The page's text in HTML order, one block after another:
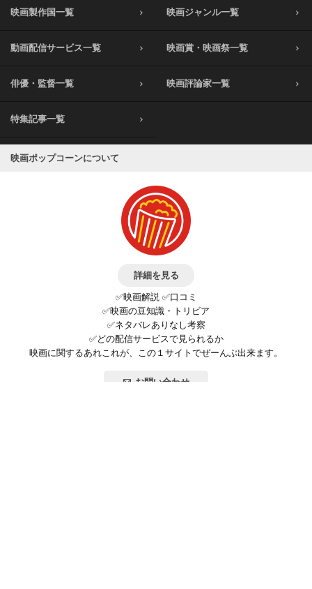
映画製作国一覧 映画ジャンル一覧
動画配信サービス一覧 映画賞・映画祭一覧
俳優・監督一覧 映画評論家一覧
特集記事一覧
映画ポップコーンについて
詳細を見る
✅映画解説 ✅口コミ
✅映画の豆知識・トリビア
✅ネタバレありなし考察
✅どの配信サービスで見られるか
映画に関するあれこれが、この１サイトでぜーんぶ出来ます。
お問い合わせ